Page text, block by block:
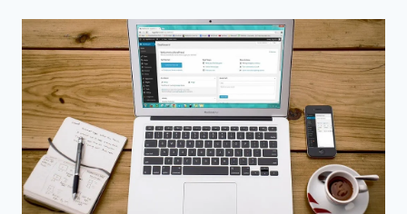
DESCUBRE
WORDPRESS
MULTISITE
🌐